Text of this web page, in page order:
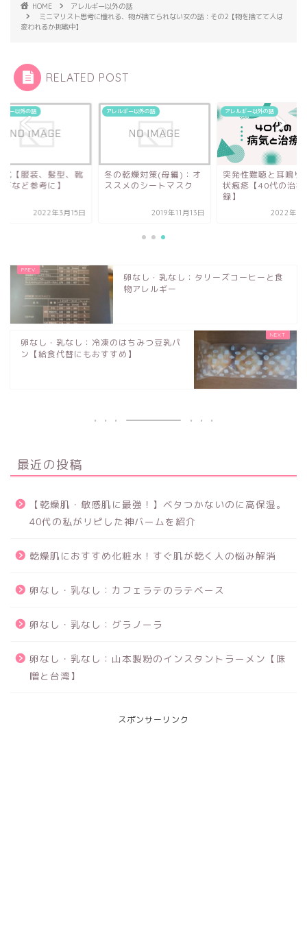
HOME
アレルギー以外の話
ミニマリスト思考に憧れる、物が捨てられない女の話：その2【物を捨てて人は
変われるか挑戦中】
RELATED POST
ギー以外の話
式【服装、髪型、靴
など参考に】
2022年3月15日
アレルギー以外の話
冬の乾燥対策(母編)：オ
ススメのシートマスク
2019年11月13日
アレルギー以外の話
突発性難聴と耳鳴り
状疱疹【40代の治療
録】
2022年2
卵なし・乳なし：タリーズコーヒーと食
物アレルギー
卵なし・乳なし：冷凍のはちみつ豆乳パ
ン【給食代替にもおすすめ】
最近の投稿
【乾燥肌・敏感肌に最強！】ベタつかないのに高保湿。
40代の私がリピした神バームを紹介
乾燥肌におすすめ化粧水！すぐ肌が乾く人の悩み解消
卵なし・乳なし：カフェラテのラテベース
卵なし・乳なし：グラノーラ
卵なし・乳なし：山本製粉のインスタントラーメン【味
噌と台湾】
スポンサーリンク